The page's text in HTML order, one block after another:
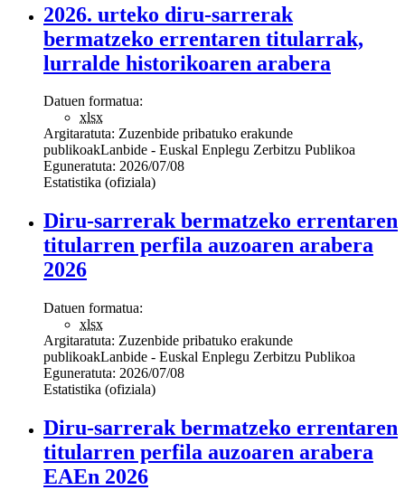
2026. urteko diru-sarrerak
bermatzeko errentaren titularrak,
lurralde historikoaren arabera
Datuen formatua:
xlsx
Argitaratuta: Zuzenbide pribatuko erakunde
publikoakLanbide - Euskal Enplegu Zerbitzu Publikoa
Eguneratuta: 2026/07/08
Estatistika (ofiziala)
Diru-sarrerak bermatzeko errentaren
titularren perfila auzoaren arabera
2026
Datuen formatua:
xlsx
Argitaratuta: Zuzenbide pribatuko erakunde
publikoakLanbide - Euskal Enplegu Zerbitzu Publikoa
Eguneratuta: 2026/07/08
Estatistika (ofiziala)
Diru-sarrerak bermatzeko errentaren
titularren perfila auzoaren arabera
EAEn 2026